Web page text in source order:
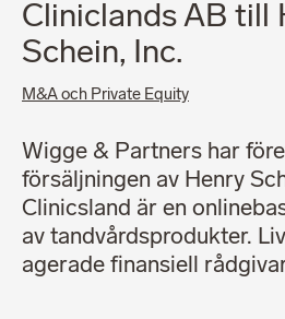
Cliniclands AB till
Schein, Inc.
M&A och Private Equity
Wigge & Partners har
försäljningen av Henry
Clinicsland är en
av tandvårdsprodukter.
agerade finansiell